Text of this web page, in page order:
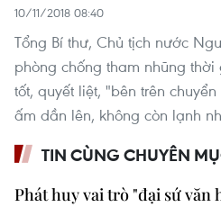
10/11/2018 08:40
Tổng Bí thư, Chủ tịch nước
phòng chống tham nhũng
tốt, quyết liệt, "bên trên
ấm dần lên, không còn lạnh
TIN CÙNG CHUYÊN
Phát huy vai trò "đại sứ văn